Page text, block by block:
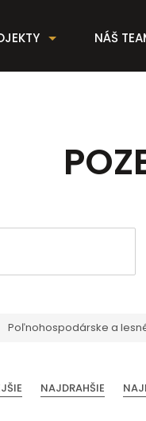
NÁŠ
Poľnohospodárske a
NAJDRAHŠIE